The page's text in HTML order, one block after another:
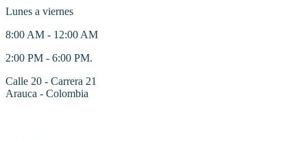
Lunes a viernes
8:00 AM - 12:00 AM
2:00 PM - 6:00 PM.
Calle 20 - Carrera 21
Arauca - Colombia